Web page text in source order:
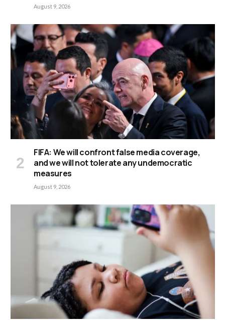
August 9, 2026
FIFA: We will confront false media coverage,
and we will not tolerate any undemocratic
measures
August 9, 2026